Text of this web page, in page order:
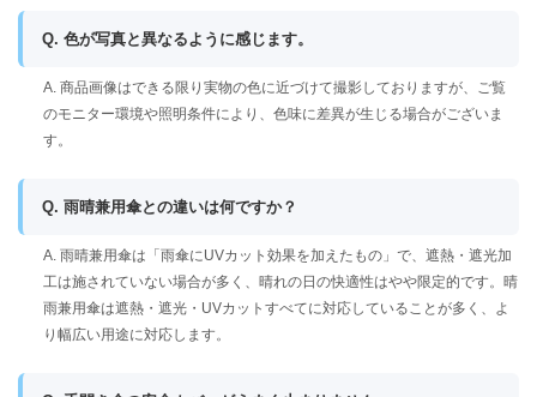
Q. 色が写真と異なるように感じます。
A. 商品画像はできる限り実物の色に近づけて撮影しておりますが、ご覧
のモニター環境や照明条件により、色味に差異が生じる場合がございま
す。
Q. 雨晴兼用傘との違いは何ですか？
A. 雨晴兼用傘は「雨傘にUVカット効果を加えたもの」で、遮熱・遮光加
工は施されていない場合が多く、晴れの日の快適性はやや限定的です。晴
雨兼用傘は遮熱・遮光・UVカットすべてに対応していることが多く、よ
り幅広い用途に対応します。